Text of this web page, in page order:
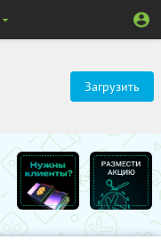
Загрузить